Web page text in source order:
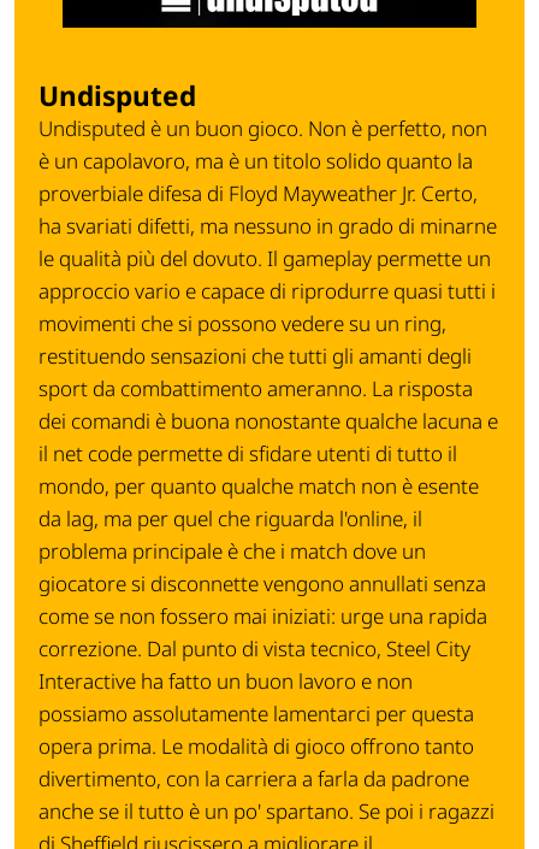
Undisputed
Undisputed è un buon gioco. Non è perfetto, non
è un capolavoro, ma è un titolo solido quanto la
proverbiale difesa di Floyd Mayweather Jr. Certo,
ha svariati difetti, ma nessuno in grado di minarne
le qualità più del dovuto. Il gameplay permette un
approccio vario e capace di riprodurre quasi tutti i
movimenti che si possono vedere su un ring,
restituendo sensazioni che tutti gli amanti degli
sport da combattimento ameranno. La risposta
dei comandi è buona nonostante qualche lacuna e
il net code permette di sfidare utenti di tutto il
mondo, per quanto qualche match non è esente
da lag, ma per quel che riguarda l'online, il
problema principale è che i match dove un
giocatore si disconnette vengono annullati senza
come se non fossero mai iniziati: urge una rapida
correzione. Dal punto di vista tecnico, Steel City
Interactive ha fatto un buon lavoro e non
possiamo assolutamente lamentarci per questa
opera prima. Le modalità di gioco offrono tanto
divertimento, con la carriera a farla da padrone
anche se il tutto è un po' spartano. Se poi i ragazzi
di Sheffield riuscissero a migliorare il